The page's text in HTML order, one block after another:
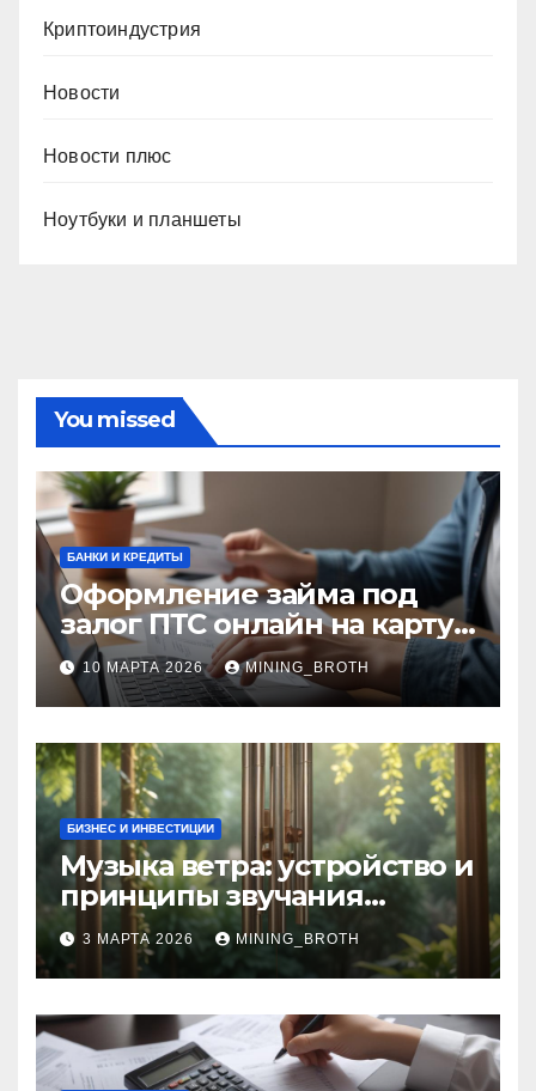
Криптоиндустрия
Новости
Новости плюс
Ноутбуки и планшеты
You missed
БАНКИ И КРЕДИТЫ
Оформление займа под
залог ПТС онлайн на карту
без визита в офис: порядок,
требования и документы
10 МАРТА 2026 MINING_BROTH
БИЗНЕС И ИНВЕСТИЦИИ
Музыка ветра: устройство и
принципы звучания
колокольчиков
3 МАРТА 2026 MINING_BROTH